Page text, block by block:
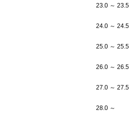
23.0 ～ 23.5
24.0 ～ 24.5
25.0 ～ 25.5
26.0 ～ 26.5
27.0 ～ 27.5
28.0 ～